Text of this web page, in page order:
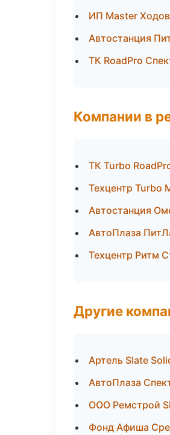
ИП Master
Автостанция
ТК RoadPro
Компании в
ТК Turbo
Техцентр Turbo
Автостанция
АвтоПлаза
Техцентр Ритм
Другие
Артель Slate
АвтоПлаза
ООО Ремстрой
Фонд Афиша